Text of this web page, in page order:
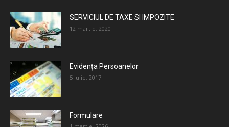
SERVICIUL DE TAXE SI IMPOZITE
12 martie, 2020
Evidența Persoanelor
5 iulie, 2017
Formulare